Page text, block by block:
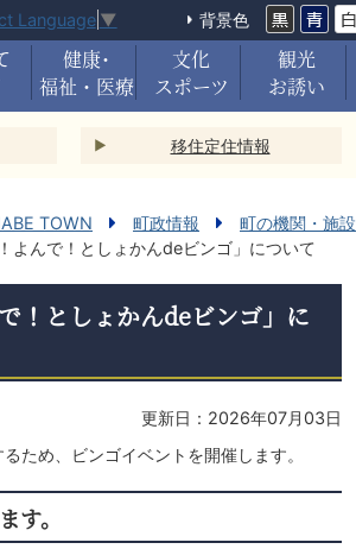
Language ▼ 背景色
健康･
福祉・医療
文化
スポーツ
観光
お誘い
移住定住情報
TOWN 町政情報 町の機関・施設
よんで！としょかんdeビンゴ」について
！としょかんdeビンゴ」に
更新日：2026年07月03日
ため、ビンゴイベントを開催します。
す。